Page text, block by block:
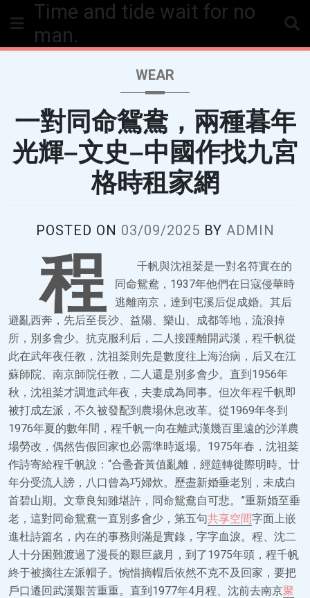
Time and tide wait for no
man.
WEAR
一對同命鴛鴦，兩種暮年
光輝–文史–中國作找九宮
格時租家網
POSTED ON 03/09/2025 BY ADMIN
程
千帆與沈祖棻是一對名符實在的
同命鴛鴦，1937年他們在日寇侵華時
逃離南京，達到屯溪后促成婚。其后
避亂西奔，先后至長沙、益陽、樂山、成都等地，流浪掉
所，別多會少。抗克服利后，二人接踵離開武漢，程千帆從
此在武年夜任教，沈祖棻則先是數度往上海治病，后又在江
蘇師院、南京師院任教，二人還是別多會少。直到1956年
秋，沈祖棻才調進武年夜，夫妻成為同事。但次年程千帆即
被打成左派，不久被發配到農場休息改革。從1969年冬到
1976年夏的數年間，程千帆一向在離武漢幾百里遠的沙洋農
場勞改，偶然告假回家也必需準時返場。1975年春，沈祖棻
作詩寄給程千帆說：“合巹蒼黃值亂離，經筵轉徙際明時。廿
年分受流人謗，八口曾為巧婦炊。歷盡新婚垂老別，未成白
首碧山期。文章良知雖堪許，同命鴛鴦自可悲。”重新婚至垂
老，這對同命鴛鴦一直別多會少，第五句共享空間字面上嵌
進杜詩篇名，內在的事務則滿是實錄，字字血淚。程、沈二
人十分困難渡過了漫長的艱巨歲月，到了1975年頭，程千帆
終于被摘往左派帽子。惋惜摘帽后依然不克不及回家，要把
戶口遷回武漢艱苦重重。直到1977年4月程、沈前去南京聚